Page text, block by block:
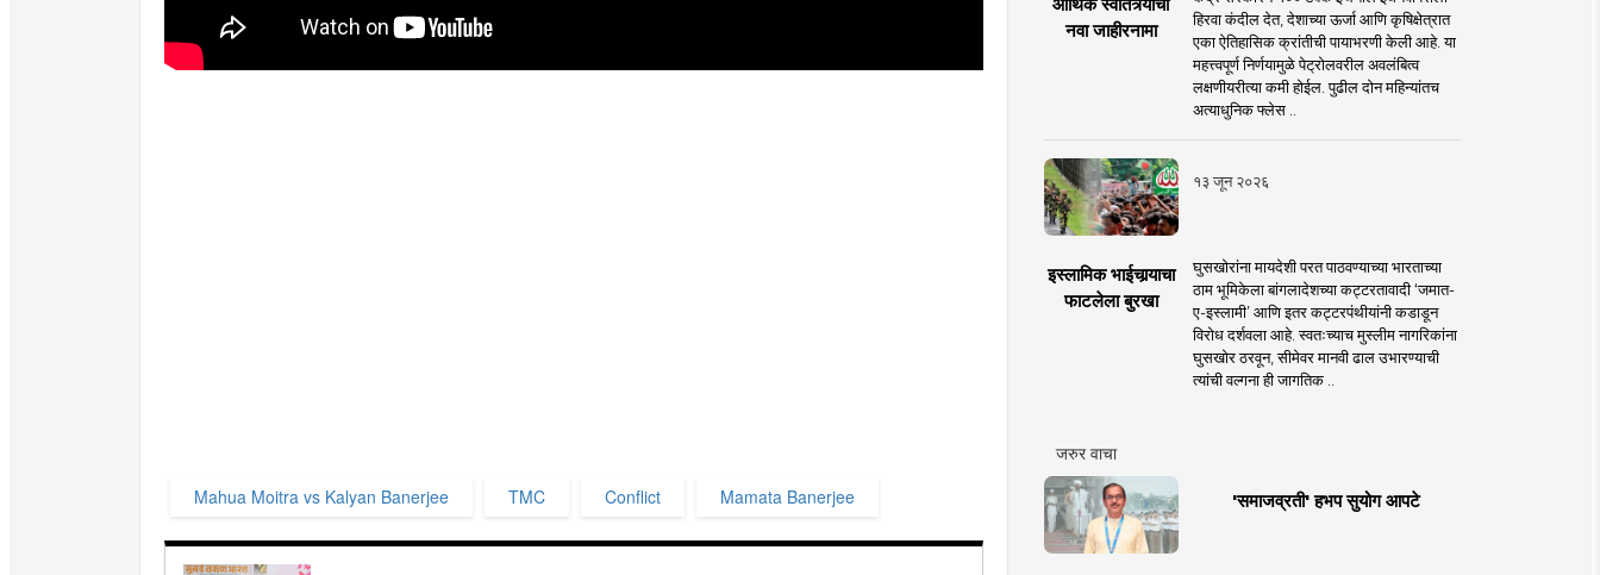
Mahua Moitra vs Kalyan Banerjee TMC Conflict Mamata Banerjee
नवा जाहीरनामा
हिरवा कंदील देत, देशाच्या ऊर्जा आणि कृषिक्षेत्रात
एका ऐतिहासिक क्रांतीची पायाभरणी केली आहे. या
महत्त्वपूर्ण निर्णयामुळे पेट्रोलवरील अवलंबित्व
लक्षणीयरीत्या कमी होईल. पुढील दोन महिन्यांतच
अत्याधुनिक फ्लेस ..
१३ जून २०२६
इस्लामिक भाईचार्‍याचा
फाटलेला बुरखा
घुसखोरांना मायदेशी परत पाठवण्याच्या भारताच्या
ठाम भूमिकेला बांगलादेशच्या कट्टरतावादी ‘जमात-
ए-इस्लामी’ आणि इतर कट्टरपंथीयांनी कडाडून
विरोध दर्शवला आहे. स्वतःच्याच मुस्लीम नागरिकांना
घुसखोर ठरवून, सीमेवर मानवी ढाल उभारण्याची
त्यांची वल्गना ही जागतिक ..
जरुर वाचा
'समाजव्रती' हभप सुयोग आपटे